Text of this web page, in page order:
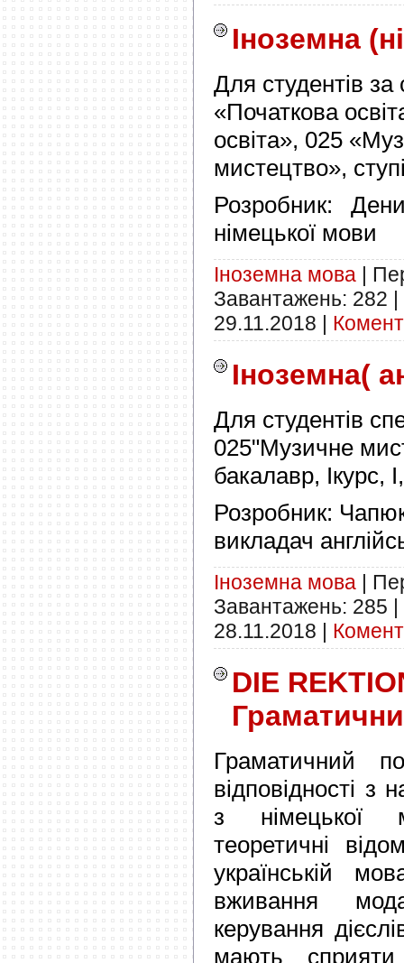
Іноземна
Для студентів за
«Початкова
освіта», 025
мистецтво»,
Розробник:
німецької мови
Іноземна мова |
Завантажень: 282 |
29.11.2018 |
Іноземна(
Для студентів
025"Музичне
бакалавр, Iкурс,
Розробник:
викладач
Іноземна мова |
Завантажень: 285 |
28.11.2018 |
DIE
Граматичний
відповідності
з німецької
теоретичні
українській
вживання
керування
мають сприяти